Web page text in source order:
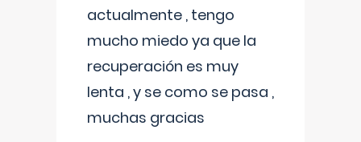
actualmente , tengo
mucho miedo ya que la
recuperación es muy
lenta , y se como se pasa ,
muchas gracias